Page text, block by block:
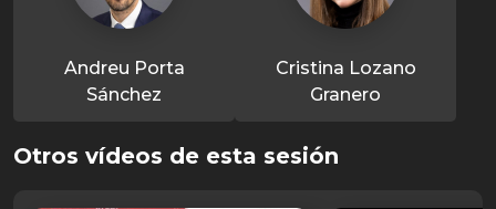
Andreu Porta
Sánchez
Cristina Lozano
Granero
Otros vídeos de esta sesión